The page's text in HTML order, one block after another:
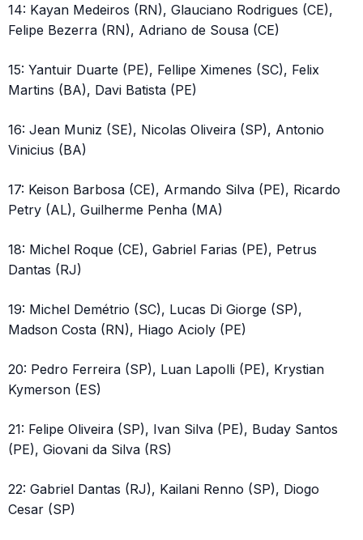
14: Kayan Medeiros (RN), Glauciano Rodrigues (CE),
Felipe Bezerra (RN), Adriano de Sousa (CE)
15: Yantuir Duarte (PE), Fellipe Ximenes (SC), Felix
Martins (BA), Davi Batista (PE)
16: Jean Muniz (SE), Nicolas Oliveira (SP), Antonio
Vinicius (BA)
17: Keison Barbosa (CE), Armando Silva (PE), Ricardo
Petry (AL), Guilherme Penha (MA)
18: Michel Roque (CE), Gabriel Farias (PE), Petrus
Dantas (RJ)
19: Michel Demétrio (SC), Lucas Di Giorge (SP),
Madson Costa (RN), Hiago Acioly (PE)
20: Pedro Ferreira (SP), Luan Lapolli (PE), Krystian
Kymerson (ES)
21: Felipe Oliveira (SP), Ivan Silva (PE), Buday Santos
(PE), Giovani da Silva (RS)
22: Gabriel Dantas (RJ), Kailani Renno (SP), Diogo
Cesar (SP)